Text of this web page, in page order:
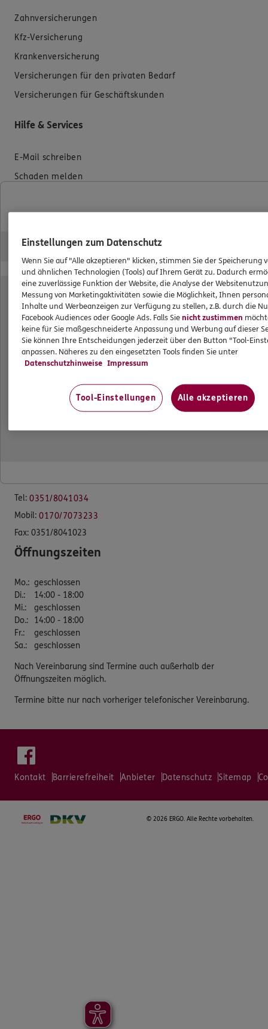
Zahnversicherungen
Kfz-Versicherung
Krankenversicherung
Versicherungen für den privaten Bedarf
Versicherungen für Geschäftskunden
Hilfe & Services
E-Mail schreiben
Schaden melden
EU-Offenlegungsvereinbarung
Das könnte Sie auch interessieren
Unsere Agentur
Referenzen
Standorte
Kooperationspartner
ERGO Versicherung Jan Apel
Tel: 0351/8041034
Mobil: 0170/7073233
Fax: 0351/8041023
Öffnungszeiten
Mo.: geschlossen
Di.:
14:00 - 18:00
Mi.:
geschlossen
Do.:
14:00 - 18:00
Fr.:
geschlossen
Sa.: geschlossen
Nach Vereinbarung sind Termine auch außerhalb der
Öffnungszeiten möglich.
Termine bitte nur nach vorheriger telefonischer Vereinbarung.
Kontakt Barrierefreiheit Anbieter Datenschutz Sitemap
© 2026 ERGO. Alle Rechte vorbehalten.
Einstellungen zum Datenschutz
Wenn Sie auf "Alle akzeptieren" klicken, stimmen Sie der Speicherung
und ähnlichen Technologien (Tools) auf Ihrem Gerät zu. Dadurch
eine zuverlässige Funktion der Website, die Analyse der
Messung von Marketingaktivitäten sowie die Möglichkeit, Ihnen
Inhalte und Werbeanzeigen zur Verfügung zu stellen, z.B. durch die
Facebook Audiences oder Google Ads. Falls Sienicht zustimmen
keine für Sie maßgeschneiderte Anpassung und Werbung auf dieser
Sie können Ihre Entscheidungen jederzeit über den Button "Tool-
anpassen. Näheres zu den eingesetzten Tools finden Sie unter
Datenschutzhinweise Impressum
Tool-Einstellungen Alle akzeptieren